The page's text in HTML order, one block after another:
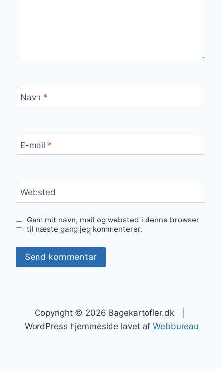
Navn *
E-mail *
Websted
Gem mit navn, mail og websted i denne browser
til næste gang jeg kommenterer.
Copyright © 2026 Bagekartofler.dk |
WordPress hjemmeside lavet af Webbureau